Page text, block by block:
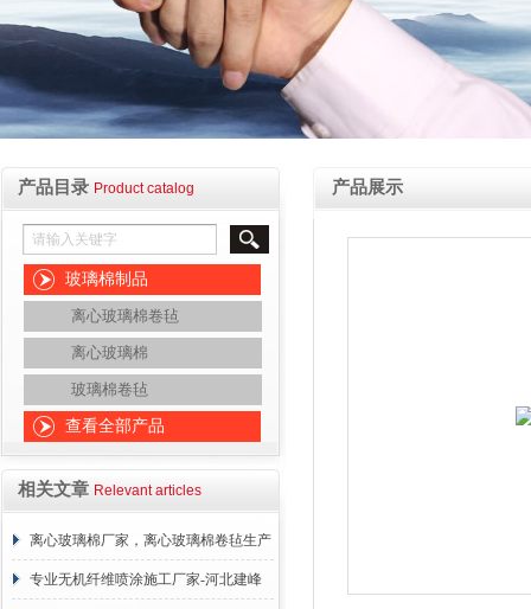
产品目录 Product catalog
玻璃棉制品
离心玻璃棉卷毡
离心玻璃棉
玻璃棉卷毡
查看全部产品
相关文章 Relevant articles
离心玻璃棉厂家，离心玻璃棉卷毡生产
厂家-河北建峰保温材料有限公司
专业无机纤维喷涂施工厂家-河北建峰
产品展示